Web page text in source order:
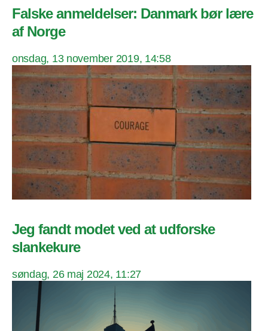
Falske anmeldelser: Danmark bør lære
af Norge
onsdag, 13 november 2019, 14:58
Jeg fandt modet ved at udforske
slankekure
søndag, 26 maj 2024, 11:27